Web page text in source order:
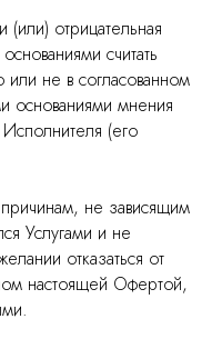
отрицательная
считать
или не в согласованном
основаниями мнения
(его
не зависящим
Услугами и не
отказаться от
настоящей Офертой,